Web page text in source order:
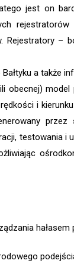
jest on
rejestratorów
–
a także
model
i
testowania i
hałasem